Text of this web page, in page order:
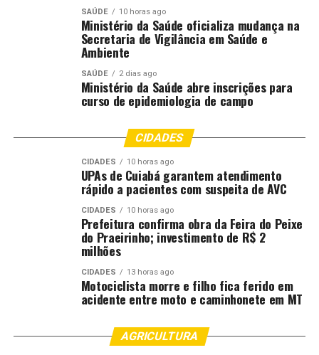
SAÚDE 10 horas ago
Ministério da Saúde oficializa mudança na
Secretaria de Vigilância em Saúde e
Ambiente
SAÚDE 2 dias ago
Ministério da Saúde abre inscrições para
curso de epidemiologia de campo
CIDADES
CIDADES 10 horas ago
UPAs de Cuiabá garantem atendimento
rápido a pacientes com suspeita de AVC
CIDADES 10 horas ago
Prefeitura confirma obra da Feira do Peixe
do Praeirinho; investimento de R$ 2
milhões
CIDADES 13 horas ago
Motociclista morre e filho fica ferido em
acidente entre moto e caminhonete em MT
AGRICULTURA